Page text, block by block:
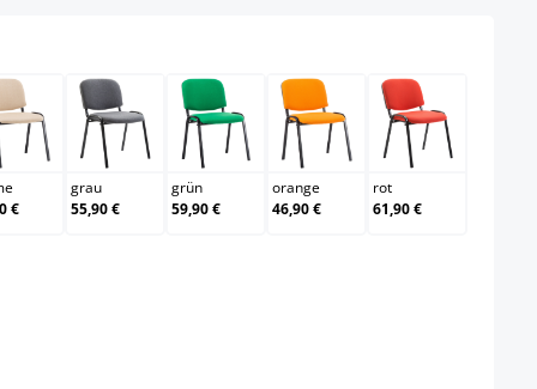
creme
€
grau
grau
55,90 €
grün
grün
59,90 €
orange
orange
46,90 €
rot
rot
61,90 €